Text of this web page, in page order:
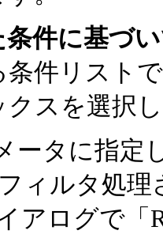
条件に基づ
件リストで
クスを選択
ータに指
ィルタ処
アログで「